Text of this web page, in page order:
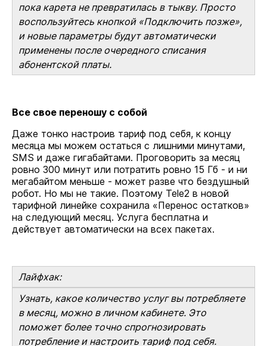
пока карета не превратилась в тыкву. Просто
воспользуйтесь кнопкой «Подключить позже»,
и новые параметры будут автоматически
применены после очередного списания
абонентской платы.
Все свое переношу с собой
Даже тонко настроив тариф под себя, к концу
месяца мы можем остаться с лишними минутами,
SMS и даже гигабайтами. Проговорить за месяц
ровно 300 минут или потратить ровно 15 Гб - и ни
мегабайтом меньше - может разве что бездушный
робот. Но мы не такие. Поэтому Tele2 в новой
тарифной линейке сохранила «Перенос остатков»
на следующий месяц. Услуга бесплатна и
действует автоматически на всех пакетах.
Лайфхак:
Узнать, какое количество услуг вы потребляете
в месяц, можно в личном кабинете. Это
поможет более точно спрогнозировать
потребление и настроить тариф под себя.